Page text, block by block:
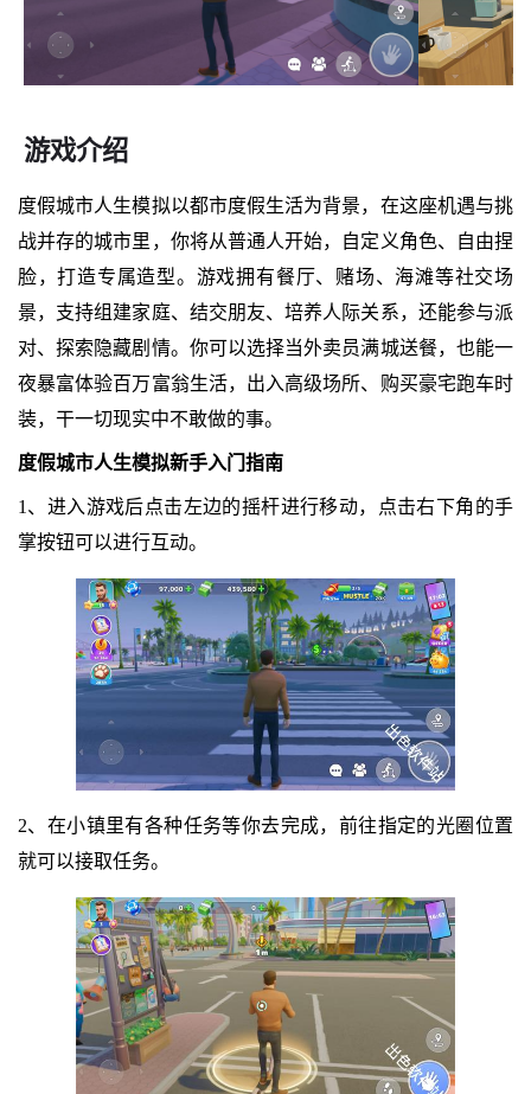
游戏介绍
度假城市人生模拟以都市度假生活为背景，在这座机遇与挑
战并存的城市里，你将从普通人开始，自定义角色、自由捏
脸，打造专属造型。游戏拥有餐厅、赌场、海滩等社交场
景，支持组建家庭、结交朋友、培养人际关系，还能参与派
对、探索隐藏剧情。你可以选择当外卖员满城送餐，也能一
夜暴富体验百万富翁生活，出入高级场所、购买豪宅跑车时
装，干一切现实中不敢做的事。
度假城市人生模拟新手入门指南
1、进入游戏后点击左边的摇杆进行移动，点击右下角的手
掌按钮可以进行互动。
2、在小镇里有各种任务等你去完成，前往指定的光圈位置
就可以接取任务。